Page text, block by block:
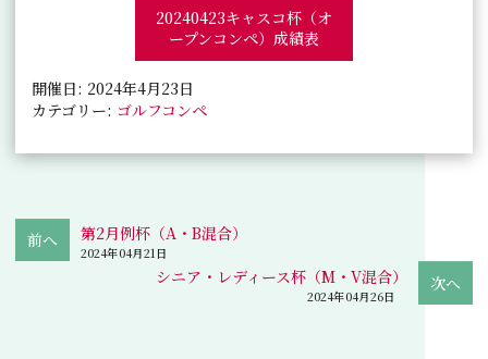
20240423キャスコ杯（オ
ープンコンペ）成績表
開催日: 2024年4月23日
カテゴリー: ゴルフコンペ
第2月例杯（A・B混合）
2024年04月21日
シニア・レディース杯（M・V混合）
2024年04月26日